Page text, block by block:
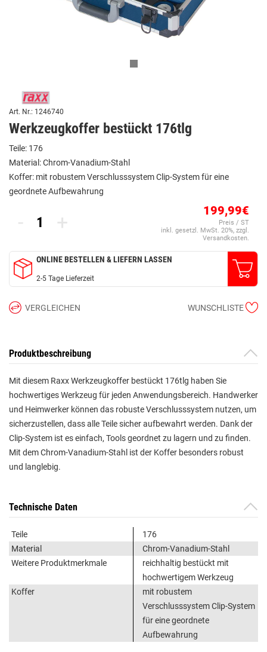
Art. Nr.: 1246740
Werkzeugkoffer bestückt 176tlg
Teile: 176
Material: Chrom-Vanadium-Stahl
Koffer: mit robustem Verschlusssystem Clip-System für eine
geordnete Aufbewahrung
- + 199,99€
Preis / ST
inkl. gesetzl. MwSt. 20%, zzgl.
Versandkosten.
ONLINE BESTELLEN & LIEFERN LASSEN
2-5 Tage Lieferzeit
VERGLEICHEN WUNSCHLISTE
Produktbeschreibung
Mit diesem Raxx Werkzeugkoffer bestückt 176tlg haben Sie
hochwertiges Werkzeug für jeden Anwendungsbereich. Handwerker
und Heimwerker können das robuste Verschlusssystem nutzen, um
sicherzustellen, dass alle Teile sicher aufbewahrt werden. Dank der
Clip-System ist es einfach, Tools geordnet zu lagern und zu finden.
Mit dem Chrom-Vanadium-Stahl ist der Koffer besonders robust
und langlebig.
Technische Daten
Teile
176
Material
Chrom-Vanadium-Stahl
Weitere Produktmerkmale
reichhaltig bestückt mit
hochwertigem Werkzeug
Koffer
mit robustem
Verschlusssystem Clip-System
für eine geordnete
Aufbewahrung